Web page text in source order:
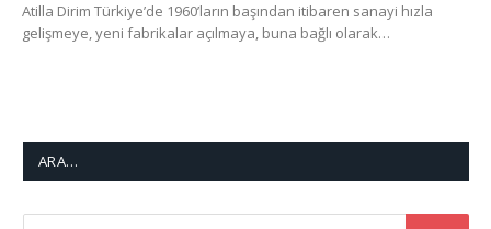
Atilla Dirim Türkiye’de 1960’ların başından itibaren sanayi hızla
gelişmeye, yeni fabrikalar açılmaya, buna bağlı olarak…
ARA…